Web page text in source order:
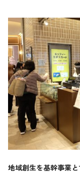
地域創生を基幹事業